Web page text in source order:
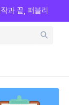
과 끝, 퍼블리